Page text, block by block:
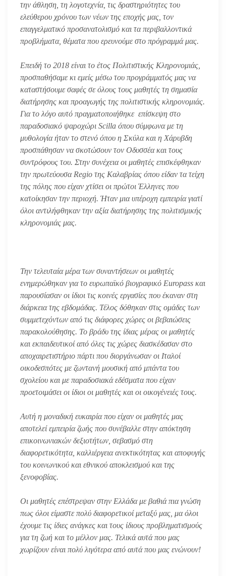
την άθληση, τη λογοτεχνία, τις δραστηριότητες του
ελεύθερου χρόνου των νέων της εποχής μας, τον
επαγγελματικό προσανατολισμό και τα περιβαλλοντικά
προβλήματα, θέματα που ερευνούμε στο πρόγραμμά μας.
Επειδή το 2018 είναι το έτος Πολιτιστικής Κληρονομιάς,
προσπαθήσαμε κι εμείς μέσω του προγράμματός μας να
καταστήσουμε σαφές σε όλους τους μαθητές τη σημασία
διατήρησης και προαγωγής της πολιτιστικής κληρονομιάς.
Για το λόγο αυτό πραγματοποιήθηκε επίσκεψη στο
παραδοσιακό ψαροχώρι Scilla όπου σύμφωνα με τη
μυθολογία ήταν το στενό όπου η Σκύλα και η Χάρυβδη
προσπάθησαν να σκοτώσουν τον Οδυσσέα και τους
συντρόφους του. Στην συνέχεια οι μαθητές επισκέφθηκαν
την πρωτεύουσα Regio της Καλαβρίας όπου είδαν τα τείχη
της πόλης που είχαν χτίσει οι πρώτοι Έλληνες που
κατοίκησαν την περιοχή. Ήταν μια υπέροχη εμπειρία γιατί
όλοι αντιλήφθηκαν την αξία διατήρησης της πολιτισμικής
κληρονομιάς μας.
Την τελευταία μέρα των συναντήσεων οι μαθητές
ενημερώθηκαν για το ευρωπαϊκό βιογραφικό Europass και
παρουσίασαν οι ίδιοι τις κοινές εργασίες που έκαναν στη
διάρκεια της εβδομάδας. Τέλος δόθηκαν στις ομάδες των
συμμετεχόντων από τις διάφορες χώρες οι βεβαιώσεις
παρακολούθησης. Το βράδυ της ίδιας μέρας οι μαθητές
και εκπαιδευτικοί από όλες τις χώρες διασκέδασαν στο
αποχαιρετιστήριο πάρτι που διοργάνωσαν οι Ιταλοί
οικοδεσπότες με ζωντανή μουσική από μπάντα του
σχολείου και με παραδοσιακά εδέσματα που είχαν
προετοιμάσει οι ίδιοι οι μαθητές και οι οικογένειές τους.
Αυτή η μοναδική ευκαιρία που είχαν οι μαθητές μας
αποτελεί εμπειρία ζωής που συνέβαλλε στην απόκτηση
επικοινωνιακών δεξιοτήτων, σεβασμό στη
διαφορετικότητα, καλλιέργεια ανεκτικότητας και αποφυγής
του κοινωνικού και εθνικού αποκλεισμού και της
ξενοφοβίας.
Οι μαθητές επέστρεψαν στην Ελλάδα με βαθιά πια γνώση
πως όλοι είμαστε πολύ διαφορετικοί μεταξύ μας, μα όλοι
έχουμε τις ίδιες ανάγκες και τους ίδιους προβληματισμούς
για τη ζωή και το μέλλον μας. Τελικά αυτά που μας
χωρίζουν είναι πολύ λιγότερα από αυτά που μας ενώνουν!